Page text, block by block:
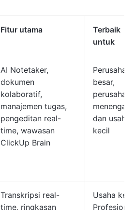
Fitur utama
Terbaik
untuk
AI Notetaker,
dokumen
kolaboratif,
manajemen tugas,
pengeditan real-
time, wawasan
ClickUp Brain
besar,
menengah,
dan usaha
kecil
Transkripsi real-
time, ringkasan
Usaha
Profesional